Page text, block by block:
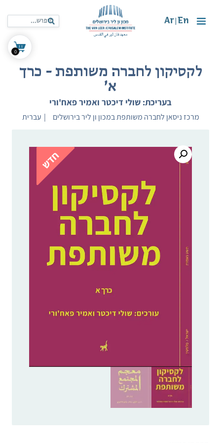
En
Ar
0
לקסיקון לחברה משותפת - כרך
א'
בעריכת: שולי דיכטר ואמיר פאח'ורי
מרכז ניסאן לחברה משותפת במכון ון ליר בירושלים עברית